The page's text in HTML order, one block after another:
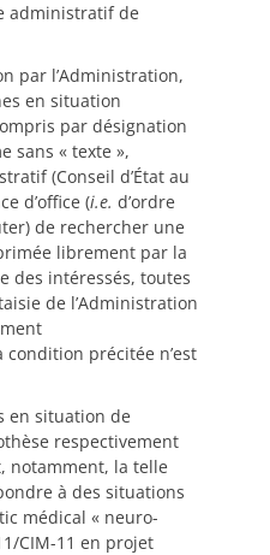
administratif de
par l’Administration,
en situation
par désignation
sans « texte »,
(Conseil d’État au
d’office (i.e. d’ordre
de rechercher une
librement par la
des intéressés, toutes
de l’Administration
précitée n’est
en situation de
respectivement
notamment, la telle
à des situations
médical « neuro-
CIM-11 en projet